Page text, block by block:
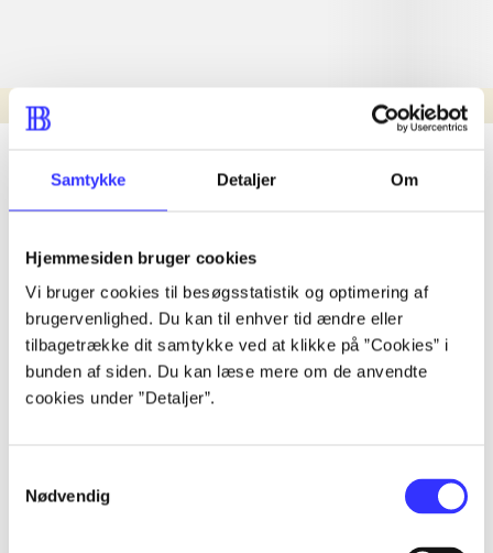
Samtykke Detaljer Om
Hjemmesiden bruger cookies
Vi bruger cookies til besøgsstatistik og optimering af
brugervenlighed. Du kan til enhver tid ændre eller
tilbagetrække dit samtykke ved at klikke på ”Cookies” i
bunden af siden. Du kan læse mere om de anvendte
cookies under ”Detaljer”.
Nødvendig
Nyhed
lorem ipsum dolor sit amet ...
lorem ipsum dolor sit amet ...
lorem ipsum dolor sit amet ...
lorem ipsum dolor sit amet ...
lorem ipsum dolor sit amet ...
lorem ipsum dolor sit amet ...
lorem ipsum dolor sit amet ...